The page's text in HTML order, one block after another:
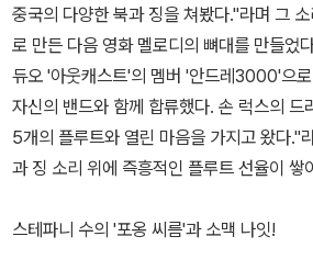
중국의 다양한 북과 징을 쳐봤다."라며 그
로 만든 다음 영화 멜로디의 뼈대를 만들었
듀오 '아웃캐스트'의 멤버 '안드레3000'으
자신의 밴드와 함께 합류했다. 손 럭스의 드
5개의 플루트와 열린 마음을 가지고 왔다."
과 징 소리 위에 즉흥적인 플루트 선율이 쌓
스테파니 수의 '포옹 씨름'과 소맥 나잇!